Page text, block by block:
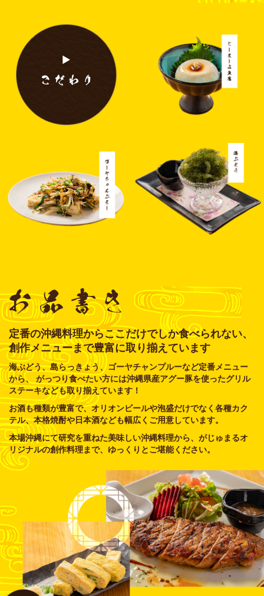
定番の沖縄料理からここだけでしか食べられない、
創作メニューまで豊富に取り揃えています
海ぶどう、島らっきょう、ゴーヤチャンプルーなど定番メニュー
から、 がっつり食べたい方には沖縄県産アグー豚を使ったグリル
ステーキなども取り揃えています！
お酒も種類が豊富で、オリオンビールや泡盛だけでなく各種カク
テル、本格焼酎や日本酒なども幅広くご用意しています。
本場沖縄にて研究を重ねた美味しい沖縄料理から、がじゅまるオ
リジナルの創作料理まで、ゆっくりとご堪能ください。